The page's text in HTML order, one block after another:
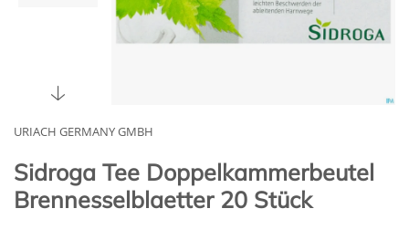
URIACH GERMANY GMBH
Sidroga Tee Doppelkammerbeutel
Brennesselblaetter 20 Stück